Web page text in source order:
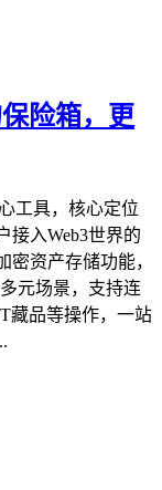
险箱，更
工具，核心定位
接入Web3世界的
资产存储功能，
元场景，支持连
藏品等操作，一站